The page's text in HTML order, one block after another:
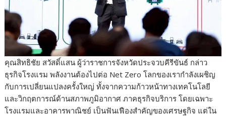
คุณสิทธิชัย สวัสดิ์แสน ผู้ว่าราชการจังหวัดประจวบคีรีขันธ์ กล่าว
ธุรกิจโรงแรม พลังงานต้องไปต่อ Net Zero โลกของเรากำลังเผชิญ
กับการเปลี่ยนแปลงครั้งใหญ่ ทั้งจากความก้าวหน้าทางเทคโนโลยี
และวิกฤตการณ์ด้านสภาพภูมิอากาศ ภาคธุรกิจบริการ โดยเฉพาะ
โรงแรมและอาคารพาณิชย์ เป็นฟันเฟืองสำคัญของเศรษฐกิจ แต่ใน